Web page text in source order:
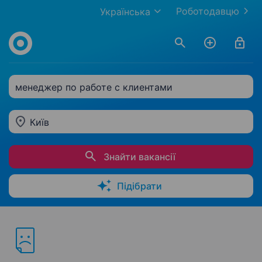
Роботодавцю
Українська
менеджер по работе с клиентами
Київ
Знайти вакансії
Підібрати